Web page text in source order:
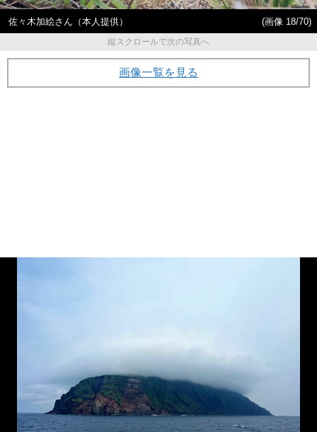
佐々木加絵さん（本人提供）
(画像 18/70)
縦スクロールで次の写真へ
画像一覧を見る